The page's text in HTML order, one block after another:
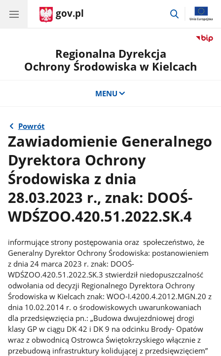
gov.pl
przejdź
Regionalna Dyrekcja
Ochrony Środowiska w Kielcach
MENU
Powrót
Zawiadomienie Generalnego
Dyrektora Ochrony
Środowiska z dnia
28.03.2023 r., znak: DOOŚ-
WDŚZOO.420.51.2022.SK.4
informujące strony postępowania oraz społeczeństwo, że
Generalny Dyrektor Ochrony Środowiska: postanowieniem
z dnia 24 marca 2023 r. znak: DOOŚ-
WDŚZOO.420.51.2022.SK.3 stwierdził niedopuszczalność
odwołania od decyzji Regionalnego Dyrektora Ochrony
Środowiska w Kielcach znak: WOO-I.4200.4.2012.MGN.20 z
dnia 10.02.2014 r. o środowiskowych uwarunkowaniach
dla przedsięwzięcia pn.: „Budowa dwujezdniowej drogi
klasy GP w ciągu DK 42 i DK 9 na odcinku Brody- Opatów
wraz z obwodnicą Ostrowca Świętokrzyskiego włącznie z
przebudową infrastruktury kolidującej z przedsięwzięciem”